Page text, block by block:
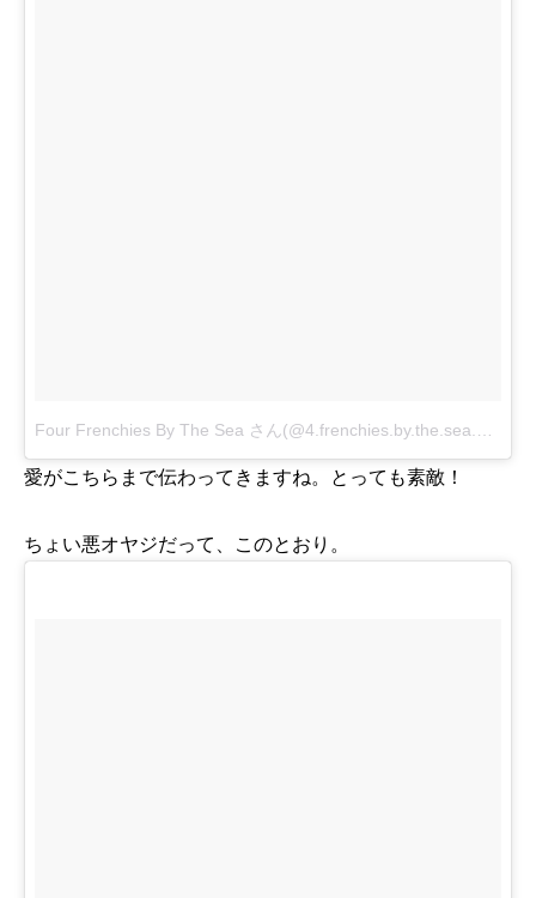
愛がこちらまで伝わってきますね。とっても素敵！
ちょい悪オヤジだって、このとおり。